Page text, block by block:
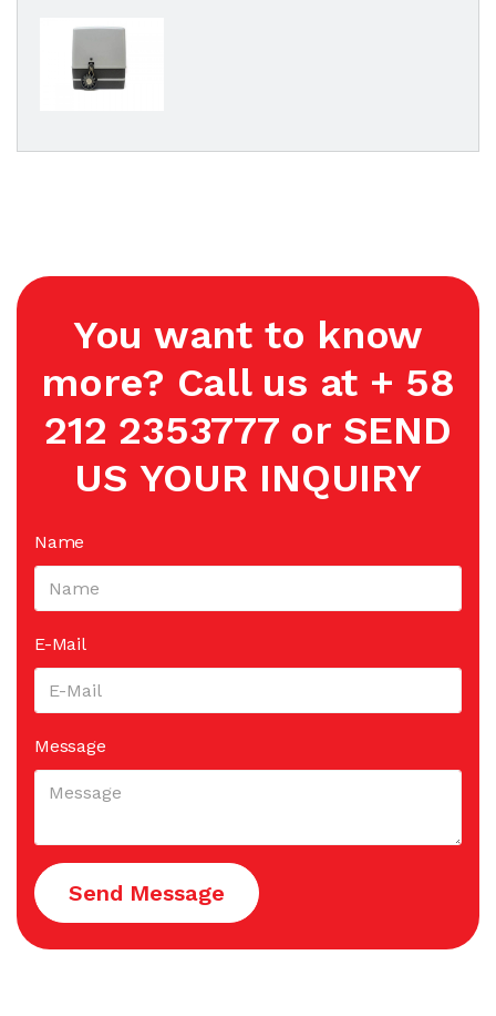
You want to know
more? Call us at + 58
212 2353777 or SEND
US YOUR INQUIRY
Name
E-Mail
Message
Send Message